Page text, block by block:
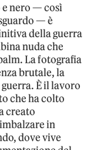
e nero — così
— è
della guerra
nuda che
La fotografia
brutale, la
È il lavoro
che ha colto
creato
in
dove vive